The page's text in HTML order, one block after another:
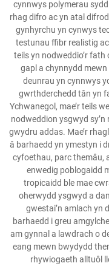
cynnwys polymerau
rhag difro ac yn atal
gynhyrchu yn cynwys
testunau ffibr realistig
teils yn nodweddio’r fath
gapl a chynnydd
deunrau yn cynnwys
gwrthderchedd tân yn
Ychwanegol, mae’r teils
nodweddion ysgwyd
gwydru addas. Mae’r
â barhaedd yn ymestyn i
cyfoethau, parc themâu,
enwedig poblogaidd
tropicaidd ble mae
oherwydd ysgwyd a
gwestai’n amlach yn
barhaedd i greu
am gynnal a lawdrach o
eang mewn bwydydd
rhywiogaeth alltuôl